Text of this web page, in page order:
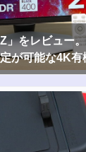
」をレビュー
が可能な4K